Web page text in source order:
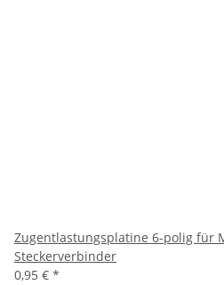
Zugentlastungsplatine 6-polig für
Steckerverbinder
0,95 € *